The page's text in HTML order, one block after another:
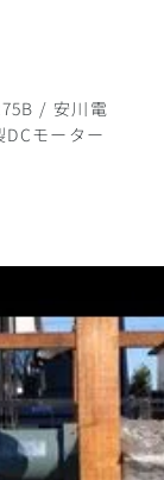
/ 安川電
DCモーター